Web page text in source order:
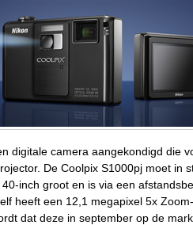
digitale camera aangekondigd die
De Coolpix S1000pj moet in
inch groot en is via een
heeft een 12,1 megapixel 5x
dat deze in september op de